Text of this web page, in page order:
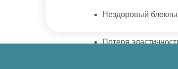
Нездоровый
Потеря